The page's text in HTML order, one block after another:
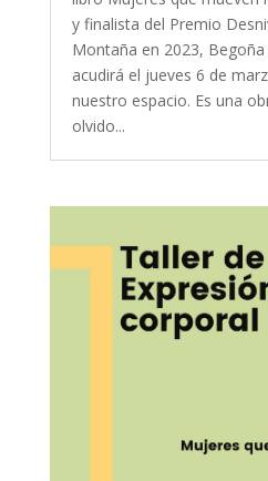
y finalista del Premio
Montaña en 2023,
acudirá el jueves 6 de
nuestro espacio. Es una
olvido...